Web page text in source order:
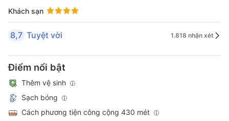
Khách sạn
8,7 Tuyệt vời 1.818 nhận xét
Điểm nổi bật
Thêm vệ sinh
Sạch bóng
Cách phương tiện công cộng 430 mét